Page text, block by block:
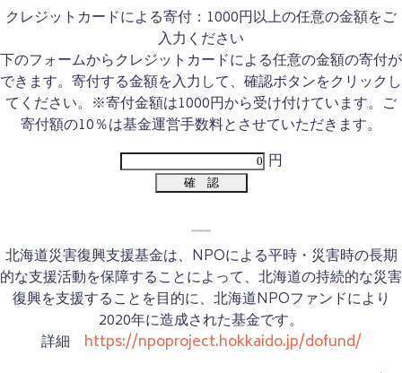
クレジットカードによる寄付：1000円以上の任意の金額をご
入力ください
下のフォームからクレジットカードによる任意の金額の寄付が
できます。寄付する金額を入力して、確認ボタンをクリックし
てください。※寄付金額は1000円から受け付けています。ご
寄付額の10％は基金運営手数料とさせていただきます。
円
北海道災害復興支援基金は、NPOによる平時・災害時の長期
的な支援活動を保障することによって、北海道の持続的な災害
復興を支援することを目的に、北海道NPOファンドにより
2020年に造成された基金です。
詳細 https://npoproject.hokkaido.jp/dofund/